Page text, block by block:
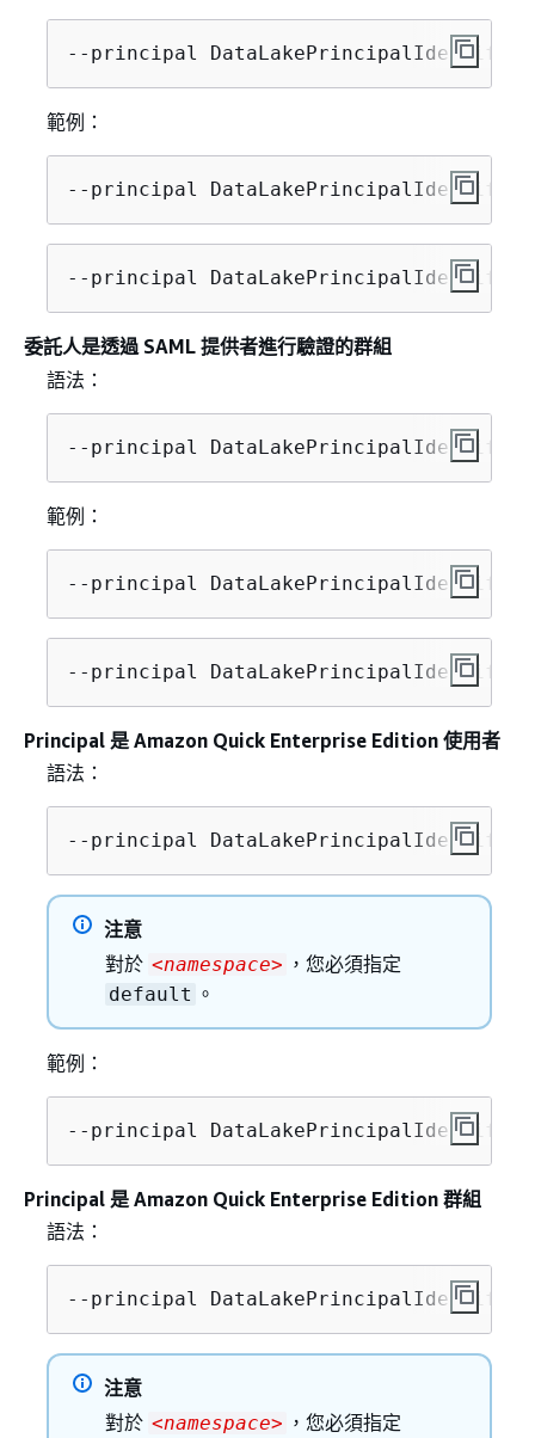
--principal
範例：
--principal
--principal
委託人是透過 SAML 提供者進行驗證的群組
語法：
--principal
範例：
--principal
--principal
Principal 是 Amazon Quick Enterprise Edition 使用者
語法：
--principal
注意
對於 <namespace> ，您必須指定
default 。
範例：
--principal
Principal 是 Amazon Quick Enterprise Edition 群組
語法：
--principal
注意
對於 <namespace> ，您必須指定